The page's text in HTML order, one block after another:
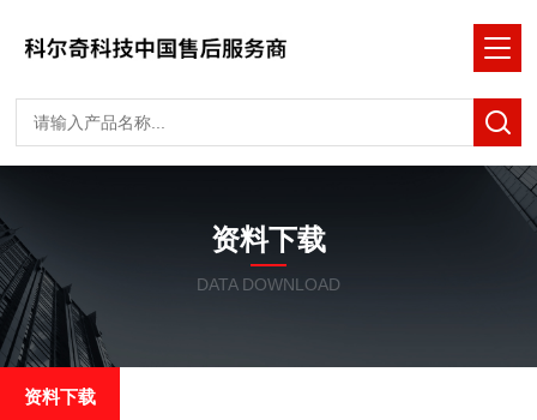
资料下载
DATA DOWNLOAD
资料下载